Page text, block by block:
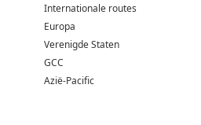
Internationale routes
Europa
Verenigde Staten
GCC
Azië-Pacific